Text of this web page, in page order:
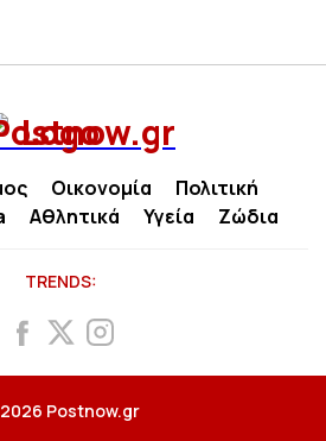
Οικονομία
Πολιτική
Αθλητικά Υγεία Ζώδια
TRENDS:
Postnow.gr